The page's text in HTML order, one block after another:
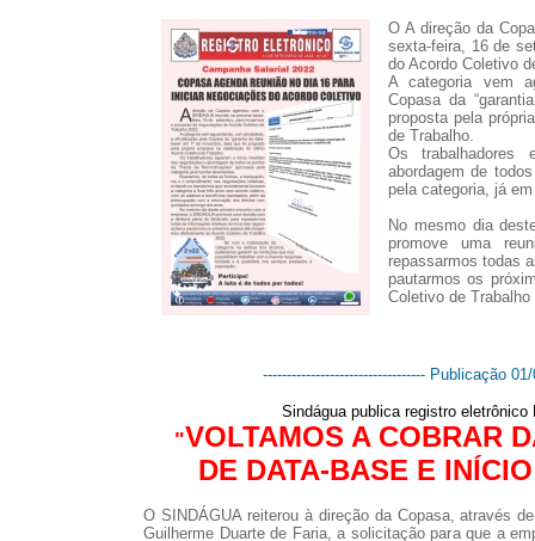
O A direção da
sexta-feira, 16 de
do Acordo Coletivo
A categoria vem
Copasa da
proposta pela
de Trabalho.
Os trabalhadores
abordagem de
pela categoria, já
No mesmo dia
promove uma
repassarmos todas
pautarmos os
Coletivo de Trabalho
---------------------------------- Publicação
Sindágua publica registro
"VOLTAMOS A COBRAR
DE DATA-BASE E
O SINDÁGUA reiterou à direção da Copasa, através
Guilherme Duarte de Faria, a solicitação para que a